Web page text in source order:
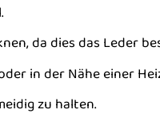
da dies das Leder
in der Nähe einer
zu halten.